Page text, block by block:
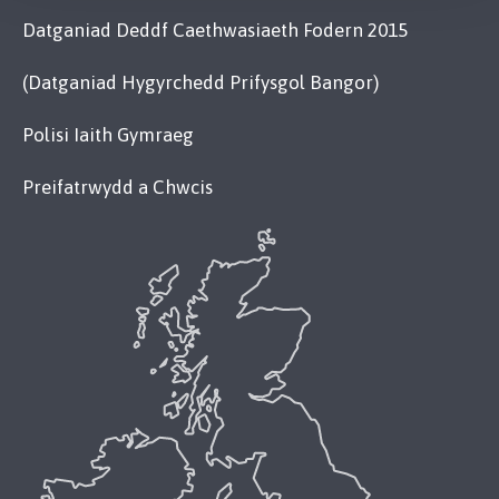
Datganiad Deddf Caethwasiaeth Fodern 2015
(Datganiad Hygyrchedd Prifysgol Bangor)
Polisi Iaith Gymraeg
Preifatrwydd a Chwcis